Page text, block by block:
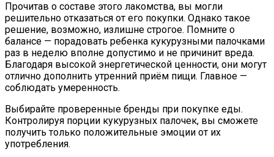
Прочитав о составе этого лакомства, вы могли
решительно отказаться от его покупки. Однако такое
решение, возможно, излишне строгое. Помните о
балансе — порадовать ребенка кукурузными палочками
раз в неделю вполне допустимо и не причинит вреда.
Благодаря высокой энергетической ценности, они могут
отлично дополнить утренний приём пищи. Главное —
соблюдать умеренность.
Выбирайте проверенные бренды при покупке еды.
Контролируя порции кукурузных палочек, вы сможете
получить только положительные эмоции от их
употребления.